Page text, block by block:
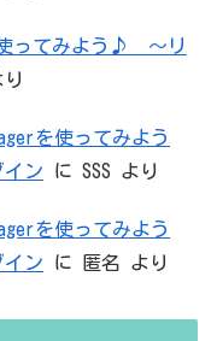
使ってみよう♪ ～リ
を使ってみよう
ン に SSS より
を使ってみよう
ン に 匿名 より